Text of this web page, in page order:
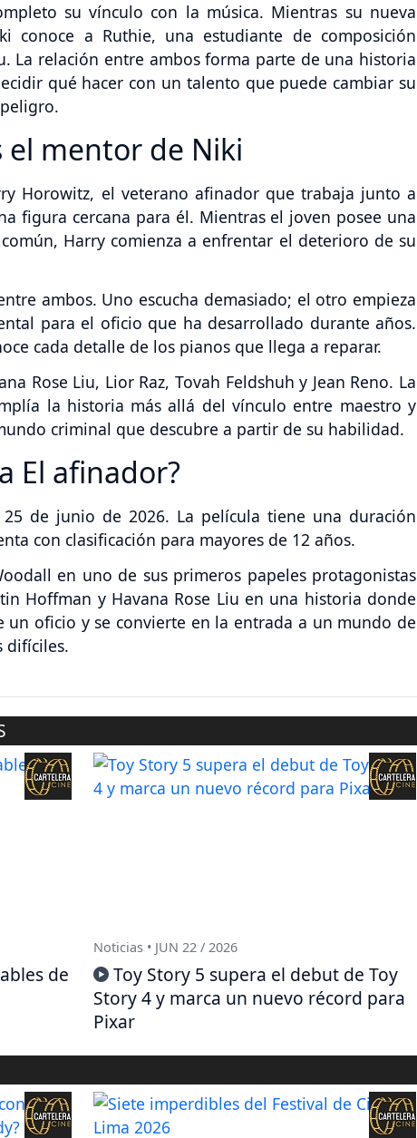
su vínculo con la música. Mientras su nueva
conoce a Ruthie, una estudiante de composición
La relación entre ambos forma parte de una historia
qué hacer con un talento que puede cambiar su
mentor de Niki
Horowitz, el veterano afinador que trabaja junto a
figura cercana para él. Mientras el joven posee una
Harry comienza a enfrentar el deterioro de su
ambos. Uno escucha demasiado; el otro empieza
para el oficio que ha desarrollado durante años.
cada detalle de los pianos que llega a reparar.
Rose Liu, Lior Raz, Tovah Feldshuh y Jean Reno. La
la historia más allá del vínculo entre maestro y
criminal que descubre a partir de su habilidad.
El afinador?
de junio de 2026. La película tiene una duración
con clasificación para mayores de 12 años.
en uno de sus primeros papeles protagonistas
Hoffman y Havana Rose Liu en una historia donde
un oficio y se convierte en la entrada a un mundo de
difíciles.
de
Noticias • JUN 22 / 2026
Toy Story 5 supera el debut de Toy
Story 4 y marca un nuevo récord para
Pixar